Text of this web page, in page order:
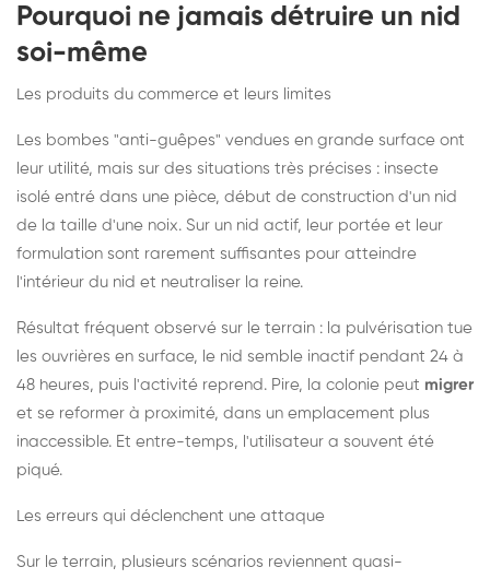
Pourquoi ne jamais détruire un nid
soi-même
Les produits du commerce et leurs limites
Les bombes "anti-guêpes" vendues en grande surface ont
leur utilité, mais sur des situations très précises : insecte
isolé entré dans une pièce, début de construction d'un nid
de la taille d'une noix. Sur un nid actif, leur portée et leur
formulation sont rarement suffisantes pour atteindre
l'intérieur du nid et neutraliser la reine.
Résultat fréquent observé sur le terrain : la pulvérisation tue
les ouvrières en surface, le nid semble inactif pendant 24 à
48 heures, puis l'activité reprend. Pire, la colonie peut migrer
et se reformer à proximité, dans un emplacement plus
inaccessible. Et entre-temps, l'utilisateur a souvent été
piqué.
Les erreurs qui déclenchent une attaque
Sur le terrain, plusieurs scénarios reviennent quasi-